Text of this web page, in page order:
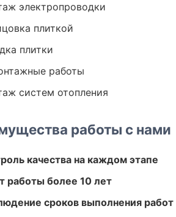
электропроводки
плиткой
плитки
работы
систем отопления
работы с нами
качества на каждом этапе
работы более 10 лет
сроков выполнения работ